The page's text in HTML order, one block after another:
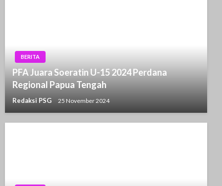
BERITA
PFA Juara Soeratin U-15 2024 Perdana
Regional Papua Tengah
Redaksi PSG 25 November 2024